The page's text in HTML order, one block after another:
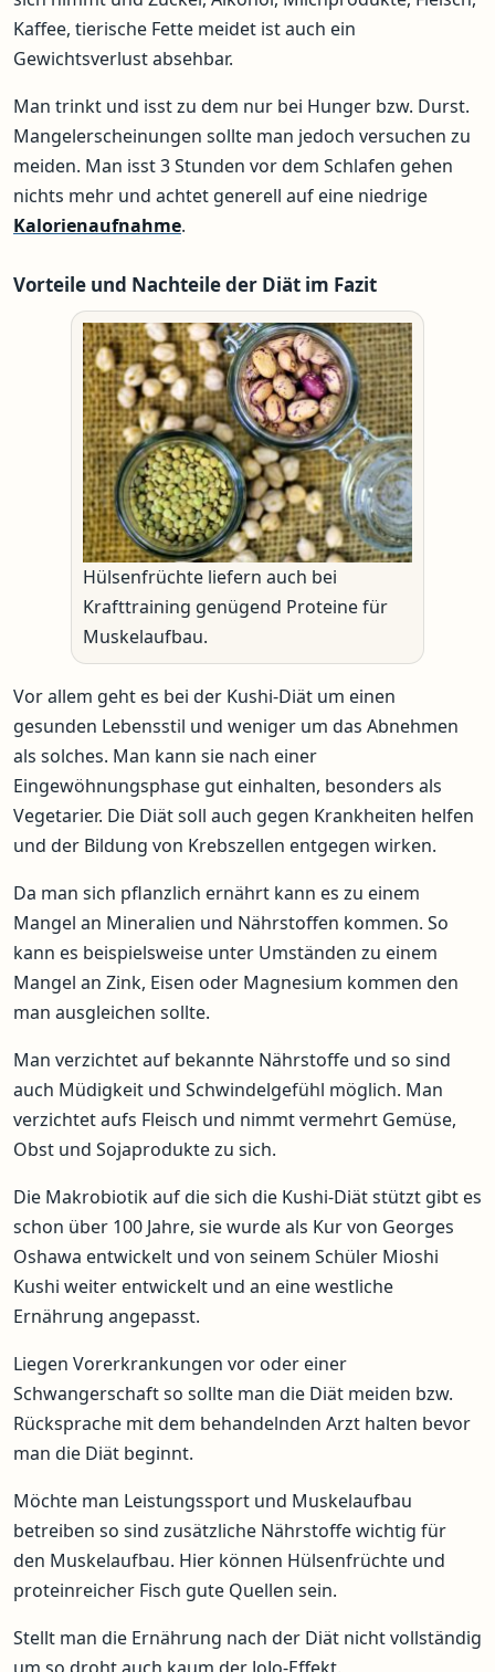
Kaffee, tierische Fette meidet ist auch ein
Gewichtsverlust absehbar.
Man trinkt und isst zu dem nur bei Hunger bzw. Durst.
Mangelerscheinungen sollte man jedoch versuchen zu
meiden. Man isst 3 Stunden vor dem Schlafen gehen
nichts mehr und achtet generell auf eine niedrige
Kalorienaufnahme.
Vorteile und Nachteile der Diät im Fazit
Hülsenfrüchte liefern auch bei
Krafttraining genügend Proteine für
Muskelaufbau.
Vor allem geht es bei der Kushi-Diät um einen
gesunden Lebensstil und weniger um das Abnehmen
als solches. Man kann sie nach einer
Eingewöhnungsphase gut einhalten, besonders als
Vegetarier. Die Diät soll auch gegen Krankheiten helfen
und der Bildung von Krebszellen entgegen wirken.
Da man sich pflanzlich ernährt kann es zu einem
Mangel an Mineralien und Nährstoffen kommen. So
kann es beispielsweise unter Umständen zu einem
Mangel an Zink, Eisen oder Magnesium kommen den
man ausgleichen sollte.
Man verzichtet auf bekannte Nährstoffe und so sind
auch Müdigkeit und Schwindelgefühl möglich. Man
verzichtet aufs Fleisch und nimmt vermehrt Gemüse,
Obst und Sojaprodukte zu sich.
Die Makrobiotik auf die sich die Kushi-Diät stützt gibt es
schon über 100 Jahre, sie wurde als Kur von Georges
Oshawa entwickelt und von seinem Schüler Mioshi
Kushi weiter entwickelt und an eine westliche
Ernährung angepasst.
Liegen Vorerkrankungen vor oder einer
Schwangerschaft so sollte man die Diät meiden bzw.
Rücksprache mit dem behandelnden Arzt halten bevor
man die Diät beginnt.
Möchte man Leistungssport und Muskelaufbau
betreiben so sind zusätzliche Nährstoffe wichtig für
den Muskelaufbau. Hier können Hülsenfrüchte und
proteinreicher Fisch gute Quellen sein.
Stellt man die Ernährung nach der Diät nicht vollständig